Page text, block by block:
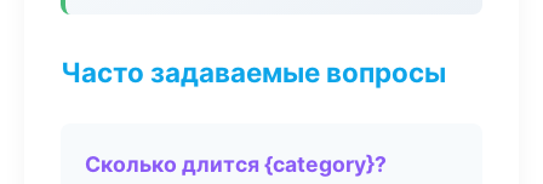
Часто задаваемые вопросы
Сколько длится {category}?